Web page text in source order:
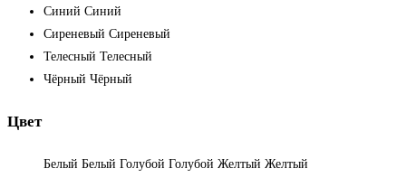
Синий Синий
Сиреневый Сиреневый
Телесный Телесный
Чёрный Чёрный
Цвет
Белый Белый Голубой Голубой Желтый Желтый